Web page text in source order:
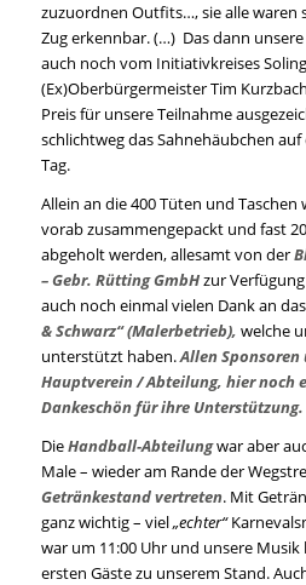
zuzuordnen Outfits…, sie alle waren
Zug erkennbar. (…) Das dann
auch noch vom Initiativkreises
(Ex)Oberbürgermeister Tim
Preis für unsere Teilnahme
schlichtweg das Sahnehäubchen
Tag.
Allein an die 400 Tüten und
vorab zusammengepackt und fast
abgeholt werden, allesamt von der
– Gebr. Rütting GmbHzur Verfügung
auch noch einmal vielen Dank an
& Schwarz“ (Malerbetrieb), welche
unterstützt haben.Allen
Hauptverein / Abteilung, hier noch
Dankeschön für ihre Unterstützung.
DieHandball-Abteilungwar aber
Male – wieder am Rande der
Getränkestand vertreten. Mit
ganz wichtig – viel„echter“
war um 11:00 Uhr und unsere
ersten Gäste zu unserem Stand.